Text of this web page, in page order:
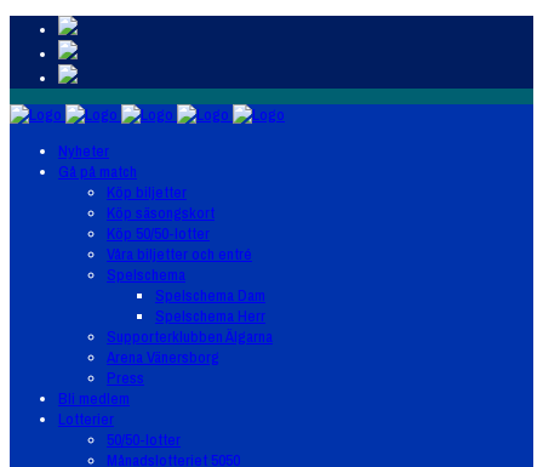
Nyheter
Gå på match
Köp biljetter
Köp säsongskort
Köp 50/50-lotter
Våra biljetter och entré
Spelschema
Spelschema Dam
Spelschema Herr
Supporterklubben Älgarna
Arena Vänersborg
Press
Bli medlem
Lotterier
50/50-lotter
Månadslotteriet 5050